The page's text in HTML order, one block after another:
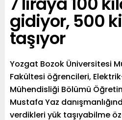
7 liraya 100
gidiyor, 500
taşıyor
Yozgat Bozok Üniversitesi
Fakültesi öğrencileri,
Mühendisliği Bölümü
Mustafa Yaz
verdikleri yük taşıyabilme